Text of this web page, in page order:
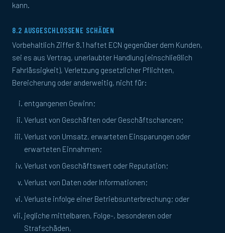
kann.
8.2 AUSGESCHLOSSENE SCHÄDEN
Vorbehaltlich Ziffer 8.1 haftet ECN gegenüber dem Kunden,
sei es aus Vertrag, unerlaubter Handlung (einschließlich
Fahrlässigkeit), Verletzung gesetzlicher Pflichten,
Bereicherung oder anderweitig, nicht für:
entgangenen Gewinn;
Verlust von Geschäften oder Geschäftschancen;
Verlust von Umsatz, erwarteten Einsparungen oder
erwarteten Einnahmen;
Verlust von Geschäftswert oder Reputation;
Verlust von Daten oder Informationen;
Verluste infolge einer Betriebsunterbrechung; oder
jegliche mittelbaren, Folge-, besonderen oder
Strafschäden,